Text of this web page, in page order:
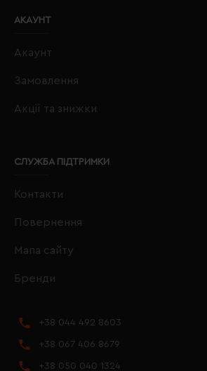
АКАУНТ
Акаунт
Замовлення
Акції та знижки
СЛУЖБА ПІДТРИМКИ
Контакти
Повернення
Мапа сайту
Бренди
+38 044 492 8603
+38 067 406 8679
+38 050 040 1324